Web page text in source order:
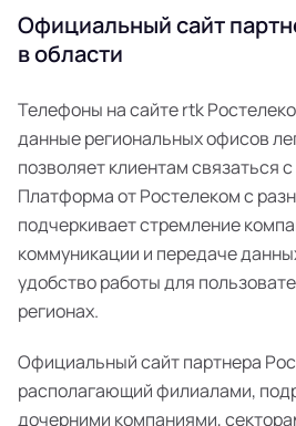
Официальный сайт
в области
Телефоны на сайте rtk
данные региональных офисов
позволяет клиентам связаться
Платформа от Ростелеком с
подчеркивает стремление
коммуникации и передаче
удобство работы для
регионах.
Официальный сайт партнера
располагающий филиалами,
дочерними компаниями,